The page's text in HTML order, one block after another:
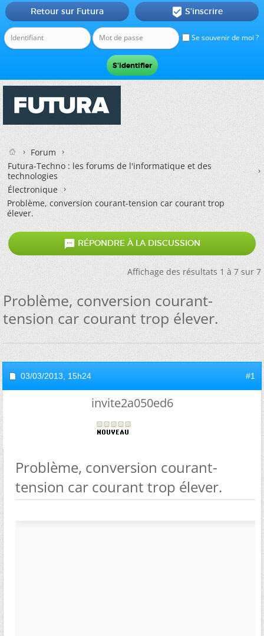
Se souvenir de moi ?
Retour sur Futura  S'inscrire
Forum
Futura-Techno : les forums de l'informatique et des
technologies
Électronique
Problème, conversion courant-tension car courant trop
élever.
 RÉPONDRE À LA DISCUSSION
Affichage des résultats 1 à 7 sur 7
Problème, conversion courant-
tension car courant trop élever.
03/03/2013, 15h24 #1
invite2a050ed6
Problème, conversion courant-
tension car courant trop élever.